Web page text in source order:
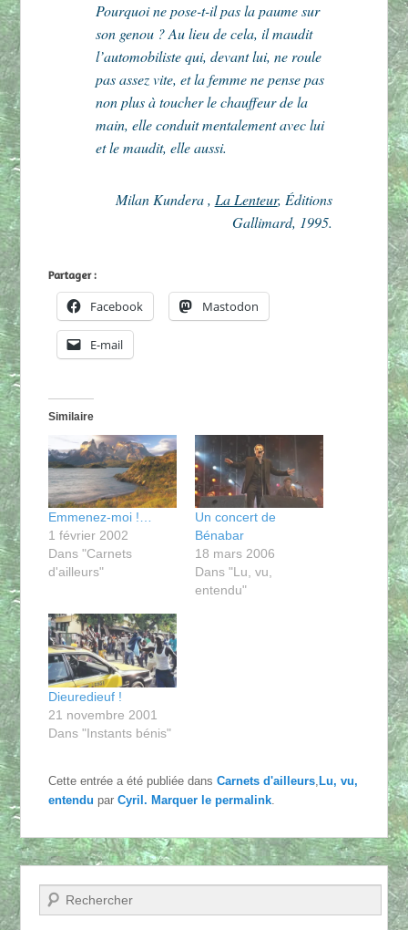
Pourquoi ne pose-t-il pas la paume sur
son genou ? Au lieu de cela, il maudit
l’automobiliste qui, devant lui, ne roule
pas assez vite, et la femme ne pense pas
non plus à toucher le chauffeur de la
main, elle conduit mentalement avec lui
et le maudit, elle aussi.
Milan Kundera , La Lenteur, Éditions
Gallimard, 1995.
Partager :
Facebook Mastodon
E-mail
Similaire
Emmenez-moi !…
1 février 2002
Dans "Carnets
d'ailleurs"
Un concert de
Bénabar
18 mars 2006
Dans "Lu, vu,
entendu"
Dieuredieuf !
21 novembre 2001
Dans "Instants bénis"
Cette entrée a été publiée dansCarnets d'ailleurs ,Lu, vu,
entendu parCyril. Marquer lepermalink
Recherche